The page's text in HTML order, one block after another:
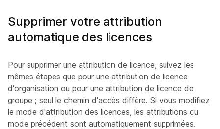
Supprimer votre attribution
automatique des licences
Pour supprimer une attribution de licence, suivez les
mêmes étapes que pour une attribution de licence
d'organisation ou pour une attribution de licence de
groupe ; seul le chemin d'accès diffère. Si vous modifiez
le mode d'attribution des licences, les attributions du
mode précédent sont automatiquement supprimées.